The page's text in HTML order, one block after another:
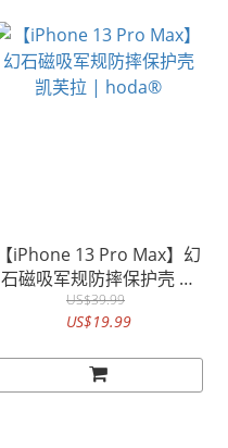
【iPhone 13 Pro Max】幻
石磁吸军规防摔保护壳 凯
芙拉 | hoda®
US$39.99
US$19.99